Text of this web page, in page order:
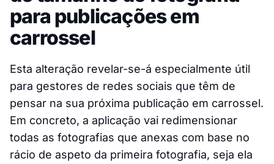
para publicações em
carrossel
Esta alteração revelar-se-á especialmente útil
para gestores de redes sociais que têm de
pensar na sua próxima publicação em carrossel.
Em concreto, a aplicação vai redimensionar
todas as fotografias que anexas com base no
rácio de aspeto da primeira fotografia, seja ela